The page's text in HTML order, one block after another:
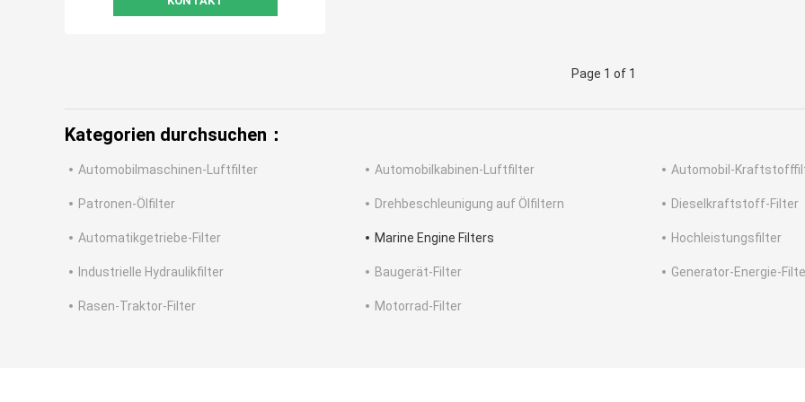
Page 1 of 1
Kategorien durchsuchen：
Automobilmaschinen-Luftfilter Automobilkabinen-Luftfilter Automobil-
Patronen-Ölfilter Drehbeschleunigung auf Ölfiltern Dieselkraftstoff-Filter
Automatikgetriebe-Filter Marine Engine Filters Hochleistungsfilter
Industrielle Hydraulikfilter Baugerät-Filter Generator-Energie-
Rasen-Traktor-Filter Motorrad-Filter